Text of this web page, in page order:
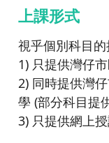
上課形式
視乎個別科目
1) 只提供灣仔
2) 同時提供灣
學 (部分科目提
3) 只提供網上